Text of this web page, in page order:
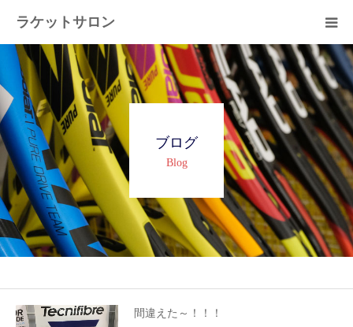
ラケットサロン
ブログ
Blog
間違えた～！！！
ホーム
ショッピング
サービス
プライベートレッスン
ブログ
よくある質問